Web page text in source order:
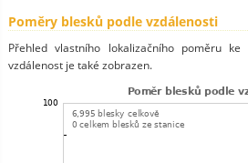
Poměry blesků podle vzdálenosti
Přehled vlastního lokalizačního poměru
vzdálenost je také zobrazen.